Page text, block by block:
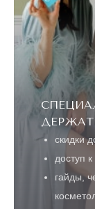
скидки
доступ
гайды,